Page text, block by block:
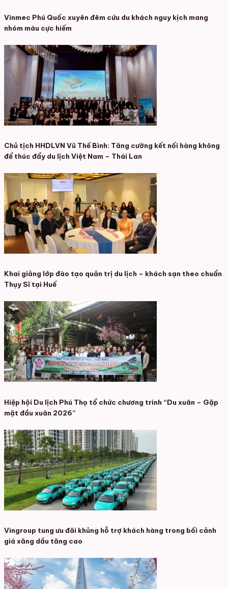
Vinmec Phú Quốc xuyên đêm cứu du khách nguy kịch mang
nhóm máu cực hiếm
Chủ tịch HHDLVN Vũ Thế Bình: Tăng cường kết nối hàng không
để thúc đẩy du lịch Việt Nam – Thái Lan
Khai giảng lớp đào tạo quản trị du lịch – khách sạn theo chuẩn
Thụy Sĩ tại Huế
Hiệp hội Du lịch Phú Thọ tổ chức chương trình “Du xuân – Gặp
mặt đầu xuân 2026”
Vingroup tung ưu đãi khủng hỗ trợ khách hàng trong bối cảnh
giá xăng dầu tăng cao